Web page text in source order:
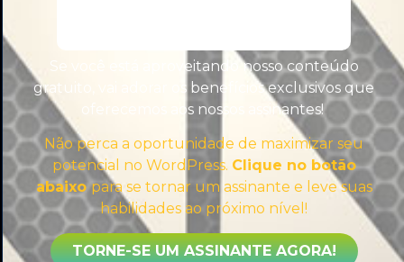
Comprometido a compartilhar sempre o melhor
conteúdo sobre WordPress, sem enrolação,
Se você está aproveitando nosso conteúdo
gratuito, vai adorar os benefícios exclusivos que
oferecemos aos nossos assinantes!
Não perca a oportunidade de maximizar seu
potencial no WordPress. Clique no botão
abaixopara se tornar um assinante e leve suas
habilidades ao próximo nível!
TORNE-SE UM ASSINANTE AGORA!